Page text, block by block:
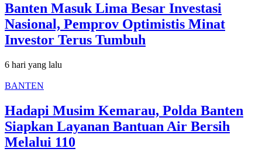
Banten Masuk Lima Besar Investasi
Nasional, Pemprov Optimistis Minat
Investor Terus Tumbuh
6 hari yang lalu
BANTEN
Hadapi Musim Kemarau, Polda Banten
Siapkan Layanan Bantuan Air Bersih
Melalui 110